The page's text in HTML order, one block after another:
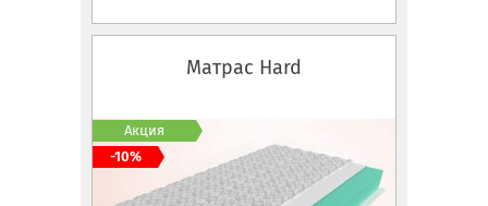
Матрас Hard
Акция
-10%